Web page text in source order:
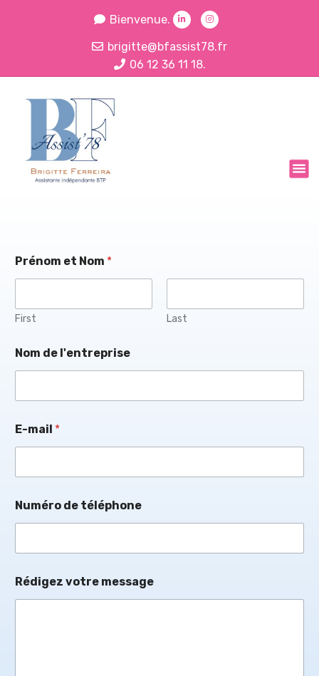
Bienvenue.
brigitte@bfassist78.fr
06 12 36 11 18.
Prénom et Nom *
First Last
Nom de l'entreprise
E-mail *
Numéro de téléphone
Rédigez votre message